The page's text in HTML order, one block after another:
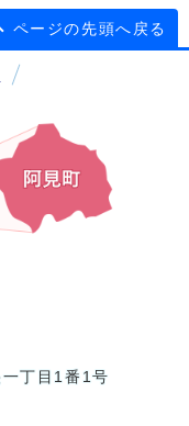
ページの先頭へ戻る
丁目1番1号